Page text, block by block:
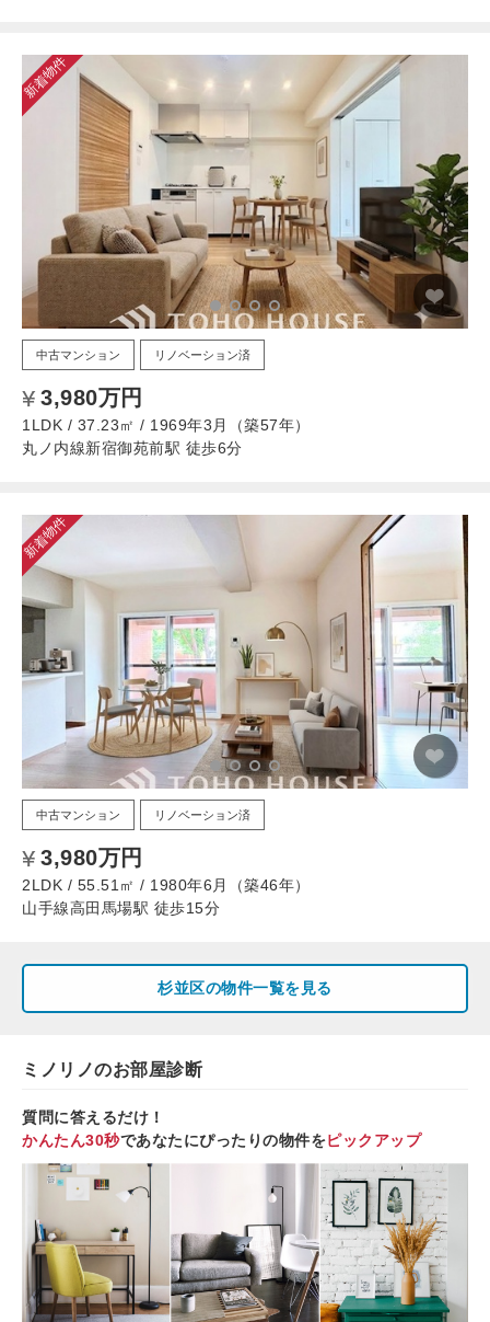
新着物件
中古マンション リノベーション済
3,980万円
1LDK / 37.23㎡ / 1969年3月（築57年）
丸ノ内線新宿御苑前駅 徒歩6分
新着物件
中古マンション リノベーション済
3,980万円
2LDK / 55.51㎡ / 1980年6月（築46年）
山手線高田馬場駅 徒歩15分
杉並区の物件一覧を見る
ミノリノのお部屋診断
質問に答えるだけ！
かんたん30秒であなたにぴったりの物件をピックアップ